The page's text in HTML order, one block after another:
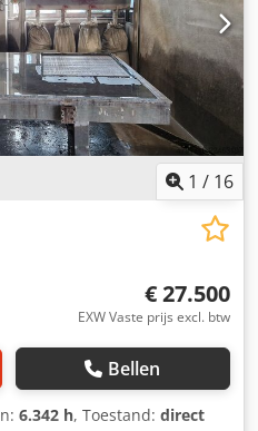
1 / 16
€ 27.500
EXW Vaste prijs excl. btw
Bellen
6.342 h, Toestand: direct